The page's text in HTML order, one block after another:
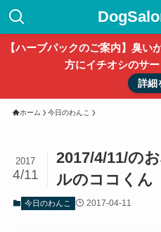
【ハーブパックのご案内】臭い
方にイチオシのサ
詳細
ホーム 今日のわんこ
2017/4/11/の
ルのココくん
2017
4/11
今日のわんこ 2017-04-11